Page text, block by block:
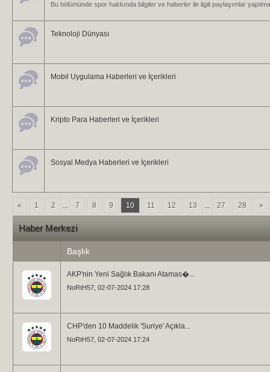
Bu bölümünde spor hakkında bilgiler ve haberler ile ilgili paylaşımlar
Teknoloji Dünyası
Mobil Uygulama Haberleri ve İçerikleri
Kripto Para Haberleri ve İçerikleri
Sosyal Medya Haberleri ve İçerikleri
« 1 2 ... 7 8 9 10 11 12 13 ... 27 28 »
Haber Merkezi
Başlık
AKP'nin Yeni Sağlık Bakanı Atamas�...
NoRtH57 , 02-07-2024 17:28
CHP'den 10 Maddelik 'Suriye' Açıkla...
NoRtH57 , 02-07-2024 17:24